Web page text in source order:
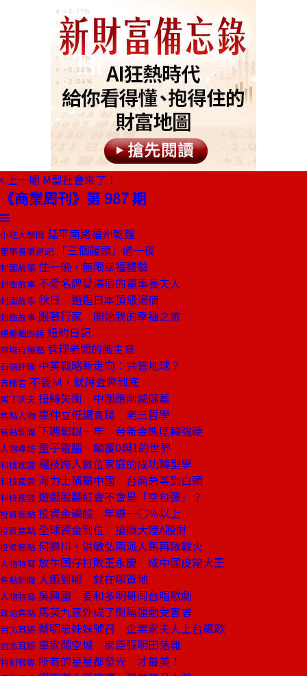
上一期 M型社會來了！
《商業周刊》第 987 期
小吃大學問 延平南路福州乾麵
董事長嬉遊記 「三個饅頭」過一夜
封面故事 住一晚，無限幸福體驗
封面故事 不愛名牌愛湯宿的董事長夫人
封面故事 秋日 邂逅日本頂級湯宿
封面故事 跟著行家 開始我的幸福之旅
總編輯的話 紐約日記
商場自慢塾 管理老闆的餿主意
石頭評論 中美戰略新走向：共管地球？
去梯言 不要Ｍ，就得查弊到底
馬丁沃夫 扭轉失衡 中國應削減儲蓄
焦點人物 辜仲立低調實踐 老三哲學
焦點新聞 下聘彰銀一年 台新金態度轉強硬
人物專訪 量子電腦 顛覆0與1的世界
科技風雲 羅技跨入數位家庭的成功轉型學
科技風雲 海力士稱霸中國 台商急等到白頭
科技風雲 遊戲股翻紅會不會是「空包彈」？
投資焦點 投資金礦股 年賺一○％以上
投資焦點 全球資金到位 搶賺大陸A股財
投資焦點 何壽川、洪敏弘兩派人馬再啟戰火
人物特寫 放牛囝仔打敗王永慶 成中國皮箱大王
焦點新聞 人脈到哪 就在哪買地
人物特寫 吳興國 要和多明哥同台唱歌劇
政治焦點 馬英九意外成了倒扁運動受害者
台北耳語 蔡明忠妹妹號召 企業家夫人上台飆歌
台北耳語 辜家鬧空城 家臣張明田落難
特別報導 所有的星星都發光 才最美！